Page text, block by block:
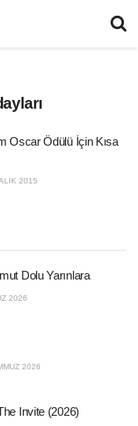
Oscar Ödülü İçin Kısa
2015
Dolu Yarınlara
2026
2026
Invite (2026)